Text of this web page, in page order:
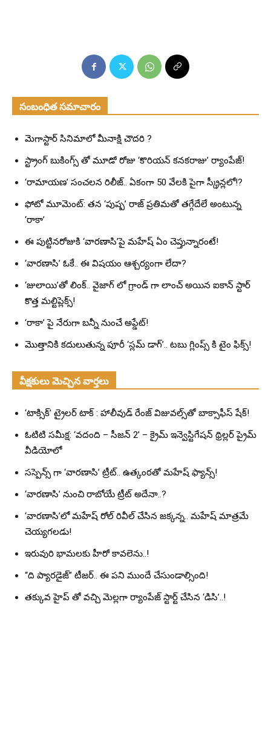
సంబంధిత సమాచారం
మెగాస్టార్ సినిమాలో మీనాక్షి చౌదరి ?
స్ట్రాంగ్ బుకింగ్స్ తో మూడో రోజు ‘కొరియన్ కనకరాజు’ ర్యాంపేజ్!
‘రామాయణ’ సంచలన రిలీజ్.. ఏకంగా 50 వేలకి పైగా స్క్రీన్లలో!?
ఫోటో మూమెంట్: తన ‘పుష్ప’ రాజ్ ప్రతిమతో తగ్గేదేలే అంటున్న
‘రాకా’
ఈ పుట్టినరోజుకి ‘వారణాసి’పై మహేష్ ఏం చెప్తున్నారంటే!
‘వారణాసి’ ఓకే.. ఈ విషయం ఆశ్చర్యంగా లేదా?
‘జులాయి’తో లింక్.. వైజాగ్ లో గ్రాండ్ గా లాంచ్ అయిన ఐకాన్ స్టార్
కొత్త మల్టిప్లెక్స్!
‘రాకా’ పై నేరుగా బన్నీ నుంచే అప్డేట్!
మొత్తానికి కదులుతున్న పూరీ ‘స్లమ్ డాగ్’.. టబు గ్లింప్స్ కి టైం ఫిక్స్!
వీక్షకులు మెచ్చిన వార్తలు
‘టాక్సిక్’ ట్రైలర్ టాక్ : హాలీవుడ్ రేంజ్ విజువల్స్‌తో బాక్సాఫీస్ షేక్!
ఓటిటి సమీక్ష: ‘వదంది – సీజన్ 2’ – క్రైమ్ ఇన్వెస్టిగేషన్ థ్రిల్లర్ ప్రైమ్
వీడియోలో
సస్పెన్స్ గా ‘వారణాసి’ ట్రీట్.. ఉత్కంఠతో మహేష్ ఫ్యాన్స్!
‘వారణాసి’ నుంచి రాబోయే ట్రీట్ అదేనా..?
‘వారణాసి’లో మహేష్ రోల్ రివీల్ చేసిన జక్కన్న.. మహేష్ మాత్రమే
చెయ్యగలడు!
ఇరువురి భామలకు హీరో కావలెను..!
“ది ప్యారడైజ్” టీజర్.. ఈ పని ముందే చేసుండాల్సింది!
తక్కువ హైప్ తో వచ్చి మెల్లగా ర్యాంపేజ్ స్టార్ట్ చేసిన ‘డిసి’..!